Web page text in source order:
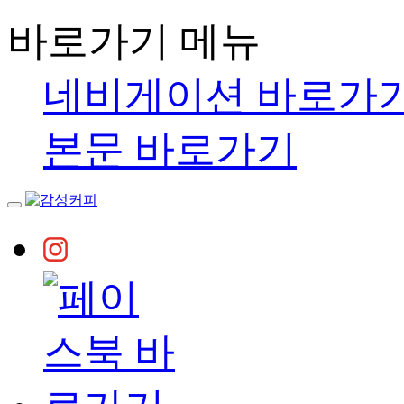
바로가기 메뉴
네비게이션 바로가
본문 바로가기